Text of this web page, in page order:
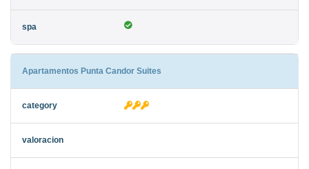
Apartamentos Punta Candor Suites